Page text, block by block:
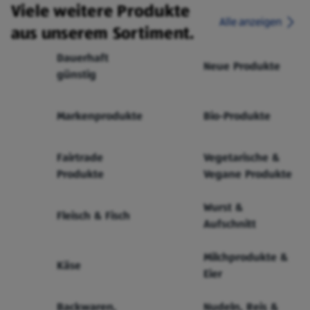
Viele weitere Produkte
aus unserem Sortiment.
Alle anzeigen
Dauerhaft
günstig
Neue Produkte
Markenprodukte Bio-Produkte
Fairtrade
Produkte
Vegetarische &
Vegane Produkte
Fleisch & Fisch
Wurst &
Aufschnitt
Käse
Milchprodukte &
Eier